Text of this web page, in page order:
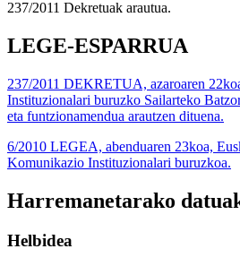
237/2011 Dekretuak arautua.
LEGE-ESPARRUA
237/2011 DEKRETUA, azaroaren
Instituzionalari buruzko Sailarteko
eta funtzionamendua arautzen dituena.
6/2010 LEGEA, abenduaren 23koa,
Komunikazio Instituzionalari buruzkoa.
Harremanetarako
Helbidea